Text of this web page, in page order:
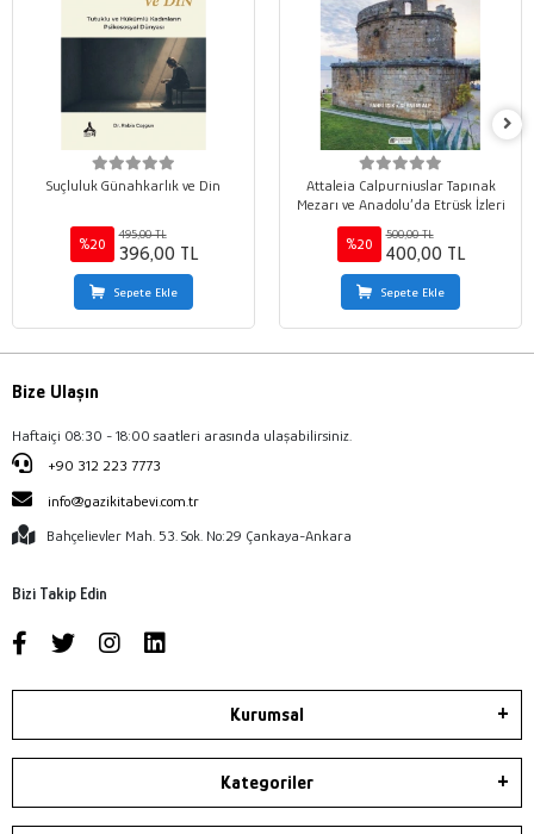
Suçluluk Günahkarlık ve Din
%20
495,00 TL
396,00 TL
Sepete Ekle
Attaleia Calpurniuslar Tapınak
Mezarı ve Anadolu’da Etrüsk İzleri
%20
500,00 TL
400,00 TL
Sepete Ekle
Bize Ulaşın
Haftaiçi 08:30 - 18:00 saatleri arasında ulaşabilirsiniz.
+90 312 223 7773
info@gazikitabevi.com.tr
Bahçelievler Mah. 53. Sok. No:29 Çankaya-Ankara
Bizi Takip Edin
Kurumsal
Kategoriler